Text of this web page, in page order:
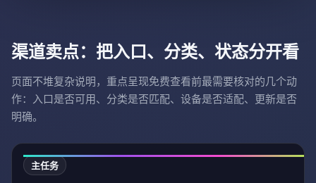
渠道卖点：把入口、分类、状态分开看
页面不堆复杂说明，重点呈现免费查看前最需要核对的几个动
作：入口是否可用、分类是否匹配、设备是否适配、更新是否
明确。
主任务